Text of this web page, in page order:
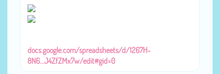
docs.google.com/spreadsheets/d/1267H-
8N6...J4ZfZMx7w/edit#gid=0